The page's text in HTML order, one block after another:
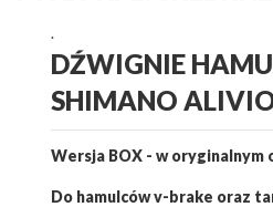
.
DŹWIGNIE
SHIMANO
Wersja BOX - w
Do hamulców v-brake oraz